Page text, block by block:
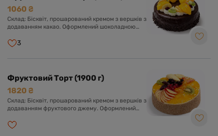
1060 ₴
Склад: Бісквіт, прошарований кремом з вершків з
додаванням какао. Оформлений шоколадною
желе.
3
Фруктовий Торт (1900 г)
1820 ₴
Склад: Бісквіт, прошарований кремом з вершків з
додаванням фруктового джему. Оформлений
прозорому желе.